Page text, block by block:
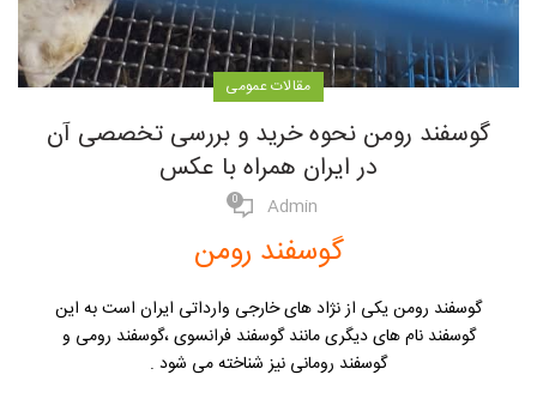
مقالات عمومی
گوسفند رومن نحوه خرید و بررسی تخصصی آن
در ایران همراه با عکس
Admin
0
گوسفند رومن
گوسفند رومن یکی از نژاد های خارجی وارداتی ایران است به این
گوسفند نام های دیگری مانند گوسفند فرانسوی ،گوسفند رومی و
گوسفند رومانی نیز شناخته می شود .